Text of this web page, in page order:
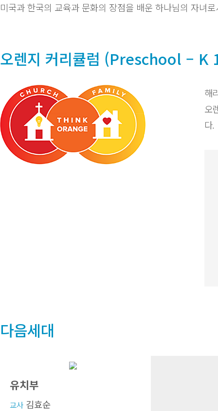
미국과 한국의 교육과 문화의 장점을 배운 하나님의 자녀
오렌지 커리큘럼 (Preschool – K
해
오
다.
다음세대
유치부
교사 김효순